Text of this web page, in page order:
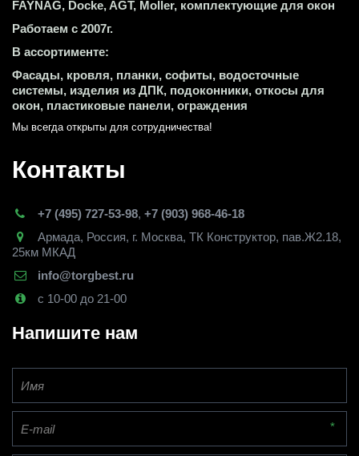
FAYNAG, Docke, AGT, Moller, комплектующие для окон
Работаем с 2007г.
В ассортименте:
Фасады, кровля, планки, софиты, водосточные
системы, изделия из ДПК, подоконники, откосы для
окон, пластиковые панели, ограждения
Мы всегда открыты для сотрудничества!
Контакты
+7 (495) 727-53-98, +7 (903) 968-46-18
Армада, Россия, г. Москва, ТК Конструктор, пав.Ж2.18,
25км МКАД
info@torgbest.ru
с 10-00 до 21-00
Напишите нам
*